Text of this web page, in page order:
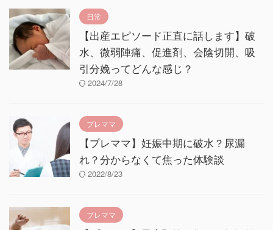
日常
【出産エピソード正直に話します】破
水、微弱陣痛、促進剤、会陰切開、吸
引分娩ってどんな感じ？
2024/7/28
プレママ
【プレママ】妊娠中期に破水？尿漏
れ？分からなくて焦った体験談
2022/8/23
プレママ